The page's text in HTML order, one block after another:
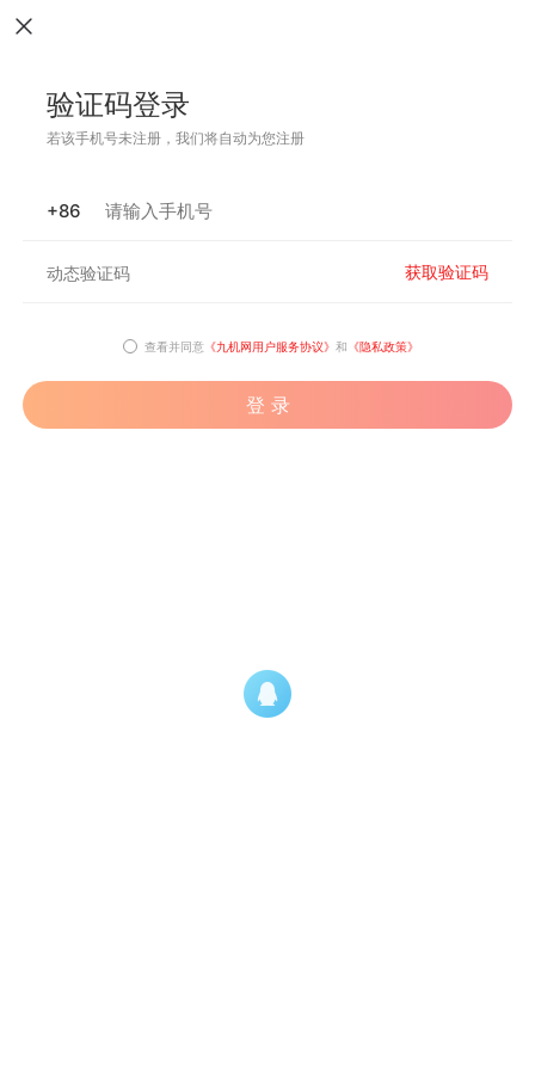
验证码登录
若该手机号未注册，我们将自动为您注册
+86
获取验证码
查看并同意 《九机网用户服务协议》 和 《隐私政策》
登 录